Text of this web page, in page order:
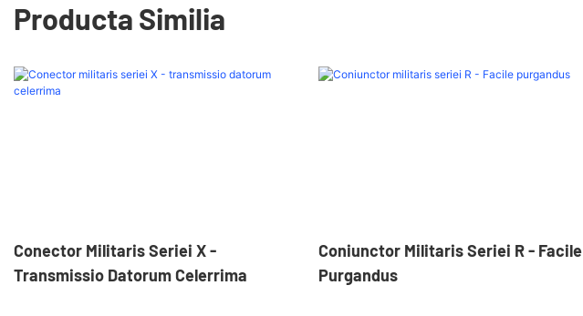
Producta Similia
Conector Militaris Seriei X -
Transmissio Datorum Celerrima
Coniunctor Militaris Seriei R - Facile
Purgandus